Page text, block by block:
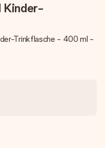
Kinder-
Trinkflasche - 400 ml -